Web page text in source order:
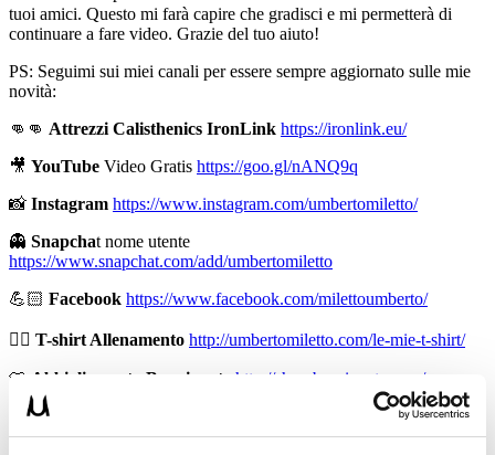
tuoi amici. Questo mi farà capire che gradisci e mi permetterà di
continuare a fare video. Grazie del tuo aiuto!
PS: Seguimi sui miei canali per essere sempre aggiornato sulle mie
novità:
👊👊 Attrezzi Calisthenics IronLink https://ironlink.eu/
🎥 YouTube Video Gratis https://goo.gl/nANQ9q
📸 Instagram https://www.instagram.com/umbertomiletto/
👻 Snapchat nome utente
https://www.snapchat.com/add/umbertomiletto
💪🏻 Facebook https://www.facebook.com/milettoumberto/
🏋🏻 T-shirt Allenamento http://umbertomiletto.com/le-mie-t-shirt/
👕 Abbigliamento Burningate http://shop.burningate.com/
➡http://www.il-personaltrainer.com
di allenamento del
personal trainer Umberto Miletto